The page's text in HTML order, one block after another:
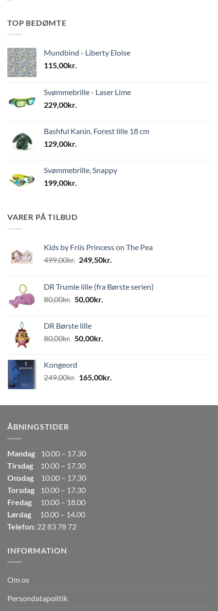
TOP BEDØMTE
Mundbind - Liberty Eloise
115,00kr.
Svømmebrille - Laser Lime
229,00kr.
Bashful Kanin, Forest lille 18 cm
129,00kr.
Svømmebrille, Snappy
199,00kr.
VARER PÅ TILBUD
Kids by Friis Princess on The Pea
499,00kr. Den
var:
499,00kr..
249,50kr.
er:
DR Trumle lille (fra Børste serien)
80,00kr. Den
var:
80,00kr..
50,00kr.
50,00kr..
DR Børste lille
80,00kr. Den
var:
80,00kr..
50,00kr.
50,00kr..
Kongeord
249,00kr. Den
var:
165,00kr.
er:
ÅBNINGSTIDER
Mandag
10.00 – 17.30
Tirsdag
10.00 – 17.30
Onsdag
10.00 – 17.30
Torsdag
10.00 – 17.30
Fredag
10.00 – 18.00
Lørdag
10.00 – 14.00
Telefon: 22 83 78 72
INFORMATION
Om os
Persondatapolitik